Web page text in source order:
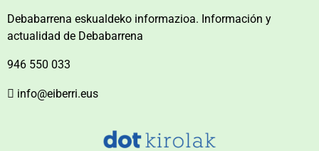
Debabarrena eskualdeko informazioa. Información y
actualidad de Debabarrena
946 550 033
info@eiberri.eus